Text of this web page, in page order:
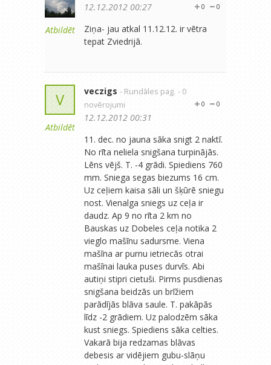
Atbildēt
0
0
12.12.2012 00:27
Ziņa- jau atkal 11.12.12. ir vētra
tepat Zviedrijā.
V
Atbildēt
veczigs - Rundāles pag. - 0
novērojumi
0
0
12.12.2012 00:31
11. dec. no jauna sāka snigt 2 naktī.
No rīta neliela snigšana turpinājās.
Lēns vējš. T. -4 grādi. Spiediens 760
mm. Sniega segas biezums 16 cm.
Uz ceļiem kaisa sāli un šķūrē sniegu
nost. Vienalga sniegs uz ceļa ir
daudz. Ap 9 no rīta 2 km no
Bauskas uz Dobeles ceļa notika 2
vieglo mašīnu sadursme. Viena
mašīna ar purnu ietriecās otrai
mašīnai lauka puses durvīs. Abi
autiņi stipri cietuši. Pirms pusdienas
snigšana beidzās un brīžiem
parādījās blāva saule. T. pakāpās
līdz -2 grādiem. Uz palodzēm sāka
kust sniegs. Spiediens sāka celties.
Vakarā bija redzamas blāvas
debesis ar vidējiem gubu-slāņu